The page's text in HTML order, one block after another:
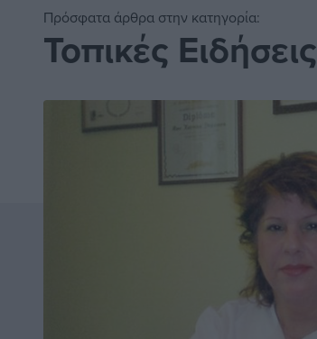
Πρόσφατα άρθρα στην κατηγορία:
Τοπικές Ειδήσεις